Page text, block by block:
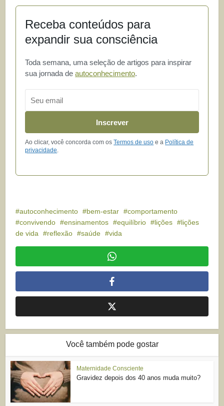
Receba conteúdos para
expandir sua consciência
Toda semana, uma seleção de artigos para inspirar
sua jornada deautoconhecimento.
Inscrever
Ao clicar, você concorda com osTermos de uso e a Política de
privacidade.
autoconhecimento bem-estar
comportamento
convivendo
ensinamentos equilíbrio lições
lições
de vida
reflexão saúde vida
Você também pode gostar
Maternidade Consciente
Gravidez depois dos 40 anos muda muito?